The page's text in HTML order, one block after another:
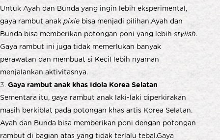
Untuk Ayah dan Bunda yang ingin lebih eksperimental,
gaya rambut anak pixie bisa menjadi pilihan.Ayah dan
Bunda bisa memberikan potongan poni yang lebih stylish.
Gaya rambut ini juga tidak memerlukan banyak
perawatan dan membuat si Kecil lebih nyaman
menjalankan aktivitasnya.
Gaya rambut anak khas Idola Korea Selatan
Sementara itu, gaya rambut anak laki-laki diperkirakan
masih berkiblat pada potongan khas artis Korea Selatan.
Ayah dan Bunda bisa memberikan poni dengan potongan
rambut di bagian atas yang tidak terlalu tebal.Gaya